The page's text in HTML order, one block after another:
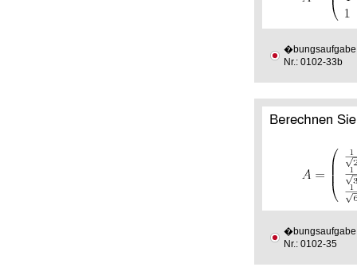
�bungsaufgabe
Nr.: 0102-33b
�bungsaufgabe
Nr.: 0102-35